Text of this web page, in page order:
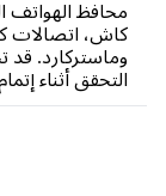
الهواتف
اتصالات كاش،
قد
أثناء إتمام